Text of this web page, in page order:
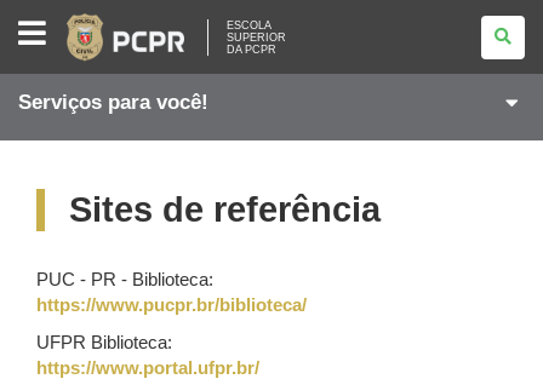
ESCOLA
SUPERIOR
DA
PCPR
ESCOLA
SUPERIOR
DA PCPR
Serviços para você!
Sites de referência
PUC - PR - Biblioteca:
https://www.pucpr.br/biblioteca/
UFPR Biblioteca:
https://www.portal.ufpr.br/